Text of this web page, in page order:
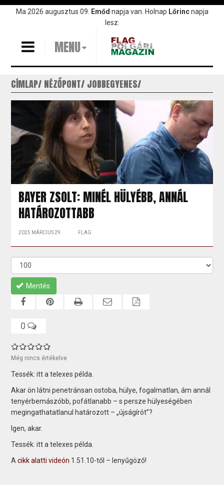
UgrásMa 2026 augusztus 09. Emőd napja van. Holnap Lőrincnapja
lesz.
MENU
CÍMLAP NÉZŐPONT JOBBEGYENES
BAYER ZSOLT: MINÉL HÜLYÉBB, ANNÁL
HATÁROZOTTABB
2025 MÁRCIUS 29. FLAG
Mentés
0
Még nincs értékelve
Tessék: itt a telexes példa.
Akar ön látni penetránsan ostoba, hülye, fogalmatlan, ám annál
tenyérbemászóbb, pofátlanabb – s persze hülyeségében
megingathatatlanul határozott – „újságírót”?
Igen, akar.
Tessék: itt a telexes példa.
Acikk alatti videón 1.51.10-től – lenyűgöző!